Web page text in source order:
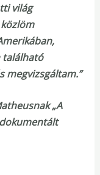
világ
található
megvizsgáltam.”
„A